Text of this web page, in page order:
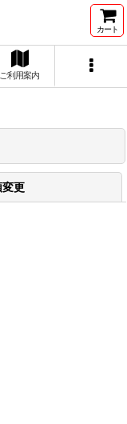
カート
ご利用案内
更